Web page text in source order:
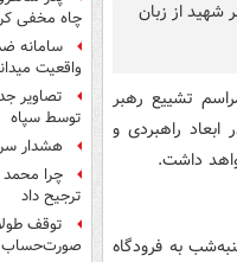
تشییع رهبر
راهبردی و
داشت.
به فرودگاه
چاه مخفی
سامانه
واقعیت
تصاویر
توسط سپاه
هشدار
چرا محمد
ترجیح داد
توقف
صورت‌حساب